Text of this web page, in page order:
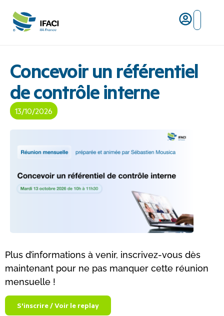
Concevoir un référentiel
de contrôle interne
13/10/2026
Plus d’informations à venir, inscrivez-vous dès
maintenant pour ne pas manquer cette réunion
mensuelle !
S'inscrire / Voir le replay